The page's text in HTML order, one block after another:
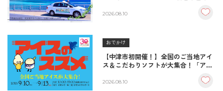
2026.08.10
おでかけ
【中津市初開催！】全国のご当地アイ
ス＆こだわりソフトが大集合！「アイ
2026.08.10